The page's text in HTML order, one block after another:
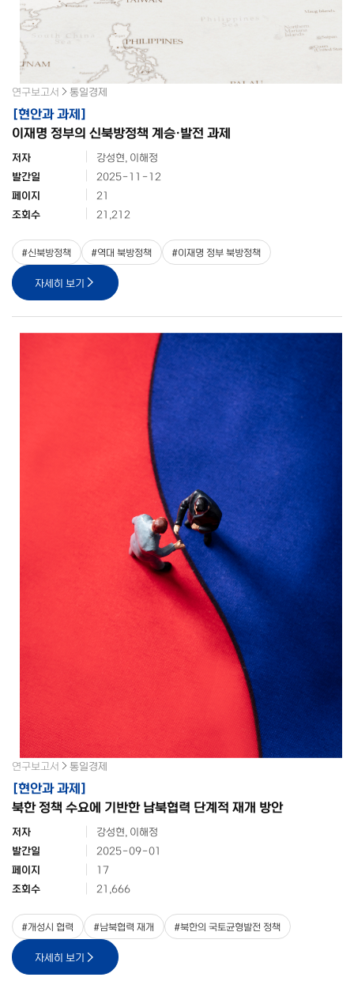
연구보고서 통일경제
[현안과 과제]
이재명 정부의 신북방정책 계승·발전 과제
저자
강성현, 이해정
발간일
2025-11-12
페이지
21
조회수
21,212
#신북방정책 #역대 북방정책 #이재명 정부 북방정책
자세히 보기
연구보고서 통일경제
[현안과 과제]
북한 정책 수요에 기반한 남북협력 단계적 재개 방안
저자
강성현, 이해정
발간일
2025-09-01
페이지
17
조회수
21,666
#개성시 협력 #남북협력 재개 #북한의 국토균형발전 정책
자세히 보기